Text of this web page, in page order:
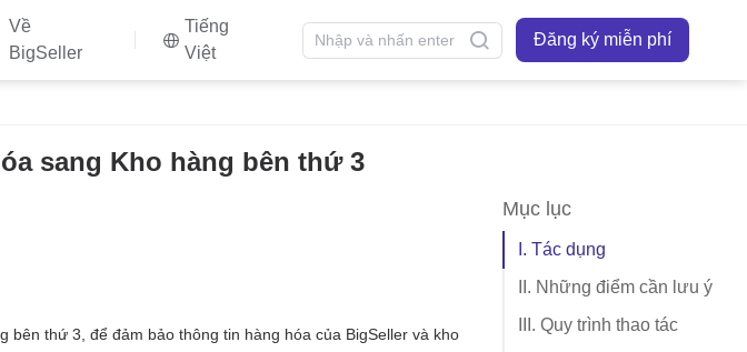
Về
BigSeller
Tiếng
Việt
Đăng ký miễn phí
Mục lục
I. Tác dụng
II. Những điểm cần lưu ý
III. Quy trình thao tác
sang Kho hàng bên thứ 3